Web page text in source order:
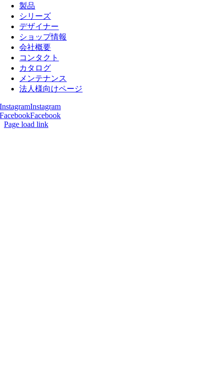
製品
シリーズ
デザイナー
ショップ情報
会社概要
コンタクト
カタログ
メンテナンス
法人様向けページ
InstagramInstagram
FacebookFacebook
Page load link